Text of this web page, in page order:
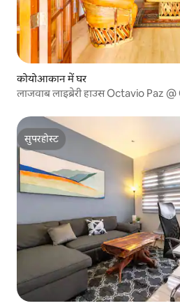
कोयोआकान में घर
लाजवाब लाइब्रेरी हाउस Octavio Paz
सुपरहोस्ट
सुपरहोस्ट